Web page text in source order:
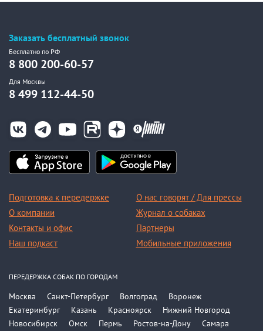
Заказать бесплатный звонок
Бесплатно по РФ
8 800 200-60-57
Для Москвы
8 499 112-44-50
Подготовка к передержке
О компании
Контакты и офис
Наш подкаст
О нас говорят / Для прессы
Журнал о собаках
Партнеры
Мобильные приложения
ПЕРЕДЕРЖКА СОБАК ПО ГОРОДАМ
Москва Санкт-Петербург Волгоград
Воронеж
Екатеринбург
Казань Красноярск
Нижний Новгород
Новосибирск
Омск Пермь Ростов-на-Дону Самара